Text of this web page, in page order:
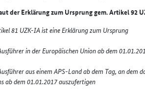
der Erklärung zum Ursprung gem. Artikel 92
81 UZK-IA ist eine Erklärung zum Ursprung
in der Europäischen Union ab dem
aus einem APS-Land ab dem Tag, an dem
ab dem 01.01.2017 auszufertigen